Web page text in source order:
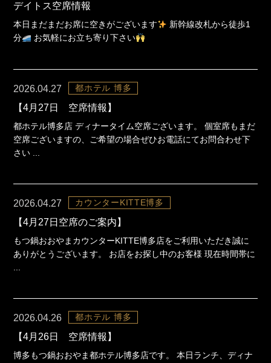
デイトス空席情報
本日まだまだお席に空きがございます
新幹線改札から徒歩1
分
お気軽にお立ち寄り下さい
2026.04.27 都ホテル 博多
【4月27日 空席情報】
都ホテル博多店 ディナータイム空席ございます。 個室席もまだ
空席ございますの、ご希望の場合ぜひお電話にてお問合わせ下
さい ...
2026.04.27 カウンターKITTE博多
【4月27日空席のご案内】
もつ鍋おおやまカウンターKITTE博多店をご利用いただき誠に
ありがとうございます。 お店をお探し中のお客様 現在時間帯に
2026.04.26 都ホテル 博多
【4月26日 空席情報】
博多もつ鍋おおやま都ホテル博多店です。 本日ランチ、ディナ